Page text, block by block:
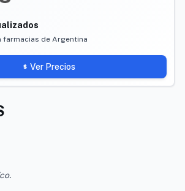
farmacias de Argentina
Ver Precios